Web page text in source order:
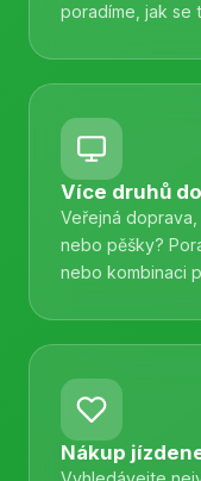
poradíme, jak se
Více druhů
Veřejná
nebo pěšky?
nebo kombinaci
Nákup